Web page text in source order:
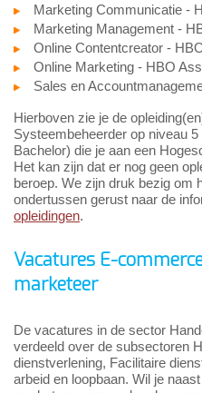
Marketing Communicatie -
Marketing Management -
Online Contentcreator -
Online Marketing - HBO
Sales en
Hierboven zie je de
Systeembeheerder op niveau
Bachelor) die je aan een
Het kan zijn dat er nog geen
beroep. We zijn druk bezig om
ondertussen gerust naar de
opleidingen.
Vacatures E-
marketeer
De vacatures in de sector
verdeeld over de subsectoren
dienstverlening, Facilitaire
arbeid en loopbaan. Wil je